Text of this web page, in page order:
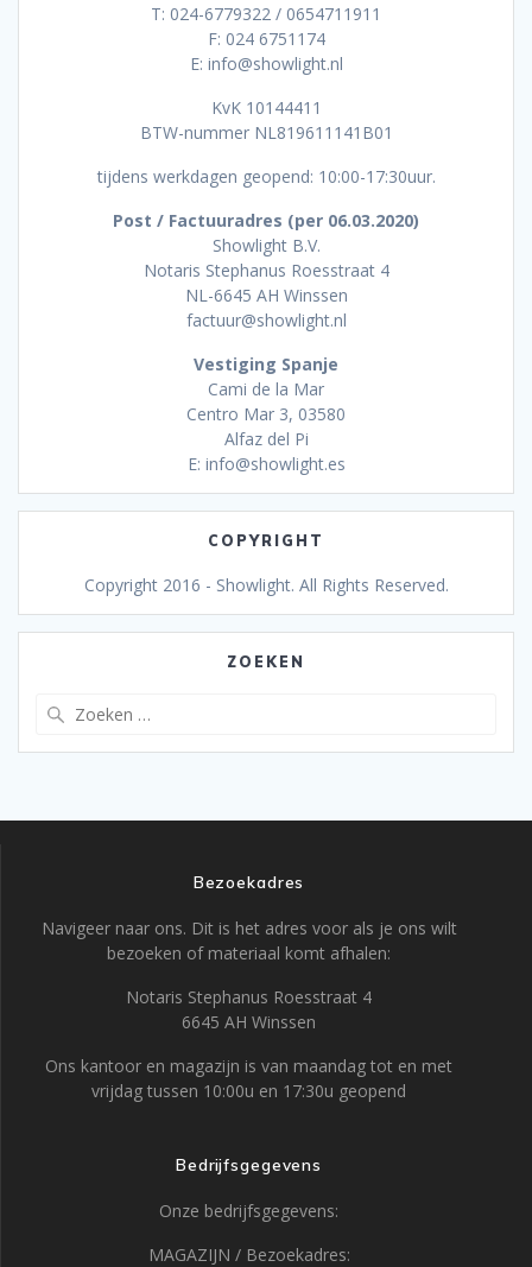
T: 024-6779322 / 0654711911
F: 024 6751174
E: info@showlight.nl
KvK 10144411
BTW-nummer NL819611141B01
tijdens werkdagen geopend: 10:00-17:30uur.
Post / Factuuradres (per 06.03.2020)
Showlight B.V.
Notaris Stephanus Roesstraat 4
NL-6645 AH Winssen
factuur@showlight.nl
Vestiging Spanje
Cami de la Mar
Centro Mar 3, 03580
Alfaz del Pi
E: info@showlight.es
COPYRIGHT
Copyright 2016 - Showlight. All Rights Reserved.
ZOEKEN
Bezoekadres
Navigeer naar ons. Dit is het adres voor als je ons wilt
bezoeken of materiaal komt afhalen:
Notaris Stephanus Roesstraat 4
6645 AH Winssen
Ons kantoor en magazijn is van maandag tot en met
vrijdag tussen 10:00u en 17:30u geopend
Bedrijfsgegevens
Onze bedrijfsgegevens:
MAGAZIJN / Bezoekadres: